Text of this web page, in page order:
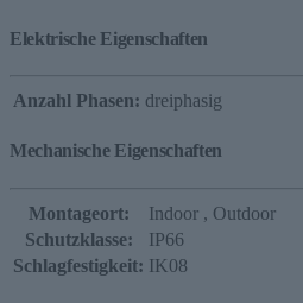
Elektrische Eigenschaften
Anzahl Phasen: dreiphasig
Mechanische Eigenschaften
Montageort: Indoor , Outdoor
Schutzklasse:
IP66
Schlagfestigkeit: IK08